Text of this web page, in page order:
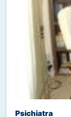
Psichiatra